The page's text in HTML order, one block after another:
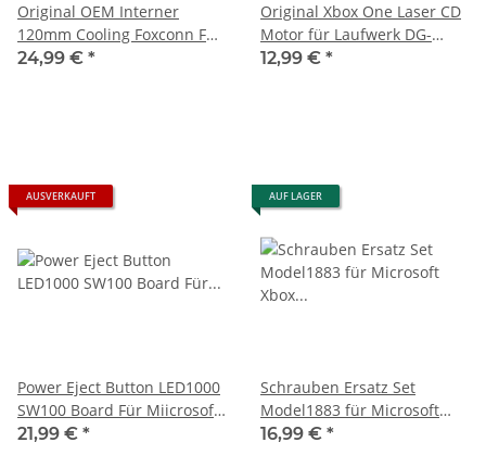
Original OEM Interner
120mm Cooling Foxconn Fan
Lüfter 1883 Für Microsoft
24,99 € *
Original Xbox One Laser CD
Motor für Laufwerk DG-
6M5S HOPB150 Laser
12,99 € *
AUSVERKAUFT
Power Eject Button LED1000
SW100 Board Für Miicrosoft
Xbox Series S Spielkonsole
21,99 € *
AUF LAGER
Schrauben Ersatz Set
Model1883 für Microsoft
Xbox Series S
16,99 € *